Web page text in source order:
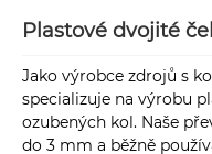
Plastové dvojité
Jako výrobce zdrojů s
specializuje na výrobu
ozubených kol. Naše
do 3 mm a běžně